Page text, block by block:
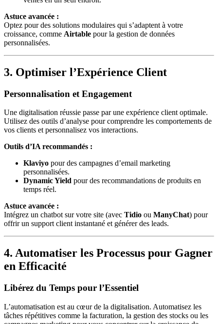
Astuce avancée :
Optez pour des solutions modulaires qui s’adaptent à votre
croissance, comme Airtable pour la gestion de données
personnalisées.
3. Optimiser l’Expérience Client
Personnalisation et Engagement
Une digitalisation réussie passe par une expérience client optimale.
Utilisez des outils d’analyse pour comprendre les comportements de
vos clients et personnalisez vos interactions.
Outils d’IA recommandés :
Klaviyo pour des campagnes d’email marketing
personnalisées.
Dynamic Yield pour des recommandations de produits en
temps réel.
Astuce avancée :
Intégrez un chatbot sur votre site (avec Tidio ou ManyChat) pour
offrir un support client instantané et générer des leads.
4. Automatiser les Processus pour Gagner
en Efficacité
Libérez du Temps pour l’Essentiel
L’automatisation est au cœur de la digitalisation. Automatisez les
tâches répétitives comme la facturation, la gestion des stocks ou les